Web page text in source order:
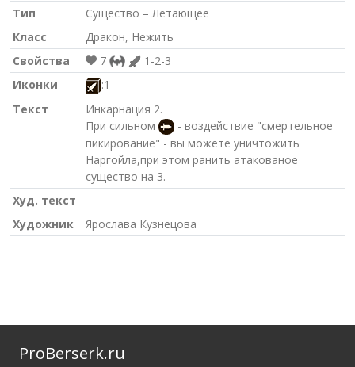
Тип
Существо – Летающее
Класс
Дракон, Нежить
Свойства
7
1-2-3
Иконки
:1
Текст
Инкарнация 2.
При сильном
- воздействие "смертельное
пикирование" - вы можете уничтожить
Наргойла,при этом ранить атакованое
существо на 3.
Худ. текст
Художник
Ярослава Кузнецова
ProBerserk.ru